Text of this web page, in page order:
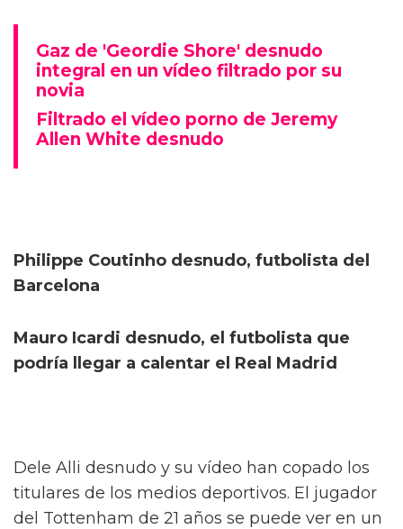
Gaz de 'Geordie Shore' desnudo
integral en un vídeo filtrado por su
novia
Filtrado el vídeo porno de Jeremy
Allen White desnudo
Philippe Coutinho desnudo, futbolista del
Barcelona
Mauro Icardi desnudo, el futbolista que
podría llegar a calentar el Real Madrid
Dele Alli desnudo y su vídeo han copado los
titulares de los medios deportivos. El jugador
del Tottenham de 21 años se puede ver en un